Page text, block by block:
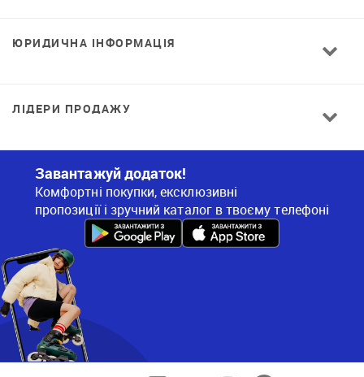
ЮРИДИЧНА ІНФОРМАЦІЯ
ЛІДЕРИ ПРОДАЖУ
Завантажуй додаток!
Комфортні покупки, ексклюзивні
пропозиції і зручний каталог в твоєму телефоні